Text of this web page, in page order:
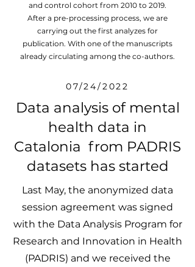
and control cohort from 2010 to 2019.
After a pre-processing process, we are
carrying out the first analyzes for
publication. With one of the manuscripts
already circulating among the co-authors.
07/24/2022
Data analysis of mental
health data in
Catalonia from PADRIS
datasets has started
Last May, the anonymized data
session agreement was signed
with the Data Analysis Program for
Research and Innovation in Health
(PADRIS) and we received the